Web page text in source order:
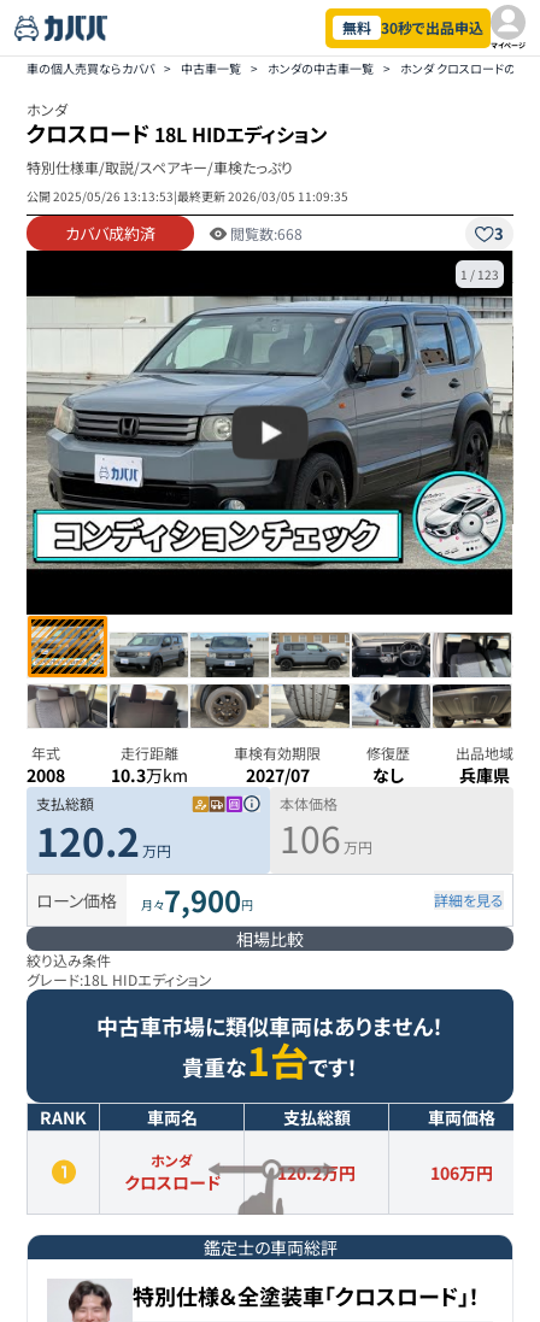
無料 30秒で出品申込
マイページ
車の個人売買ならカババ > 中古車一覧 > ホンダの中古車一覧 > ホンダ クロスロードの中
ホンダ
クロスロード 18L HIDエディション
特別仕様車/取説/スペアキー/車検たっぷり
公開2025/05/26 13:13:53|最終更新2026/03/05 11:09:35
カババ成約済 閲覧数:668 3
1 / 123
年式
2008
走行距離
10.3万km
車検有効期限
2027/07
修復歴
なし
出品地域
兵庫県
支払総額
120.2 万円
本体価格
106 万円
ローン価格 月々7,900円 詳細を見る
相場比較
絞り込み条件
グレード:18L HIDエディション
中古車市場に類似車両はありません！
貴重な1台です！
RANK 車両名 支払総額 車両価格
ホンダ
クロスロード 120.2万円 106万円
鑑定士の車両総評
特別仕様＆全塗装車「クロスロード」！